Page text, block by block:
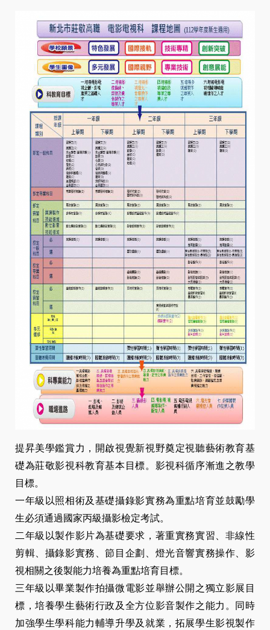
提昇美學鑑賞力，開啟視覺新視野奠定視聽藝術教育基
礎為莊敬影視科教育基本目標。影視科循序漸進之教學
目標。
一年級以照相術及基礎攝錄影實務為重點培育並鼓勵學
生必須通過國家丙級攝影檢定考試。
二年級以製作影片為基礎要求，著重實務實習、非線性
剪輯、攝錄影實務、節目企劃、燈光音響實務操作、影
視相關之後製能力培養為重點培育目標。
三年級以畢業製作拍攝微電影並舉辦公開之獨立影展目
標，培養學生藝術行政及全方位影音製作之能力。同時
加強學生學科能力輔導升學及就業，拓展學生影視製作